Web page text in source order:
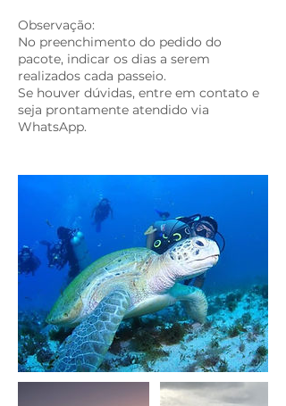
Observação:
No preenchimento do pedido do
pacote, indicar os dias a serem
realizados cada passeio.
Se houver dúvidas, entre em contato e
seja prontamente atendido via
WhatsApp.